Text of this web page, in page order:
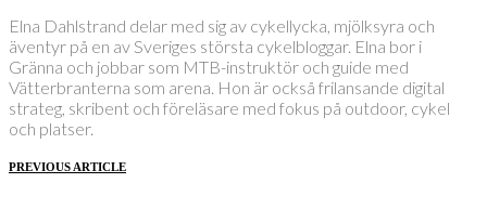
Elna Dahlstrand delar med sig av cykellycka, mjölksyra och
äventyr på en av Sveriges största cykelbloggar. Elna bor i
Gränna och jobbar som MTB-instruktör och guide med
Vätterbranterna som arena. Hon är också frilansande digital
strateg, skribent och föreläsare med fokus på outdoor, cykel
och platser.
PREVIOUS ARTICLE